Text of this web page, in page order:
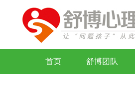
首页 舒博团队